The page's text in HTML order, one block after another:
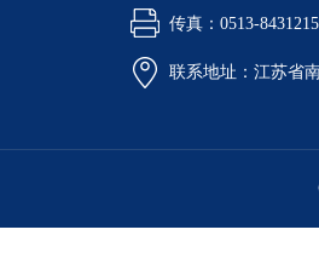
传真：0513-
联系地址：江苏省